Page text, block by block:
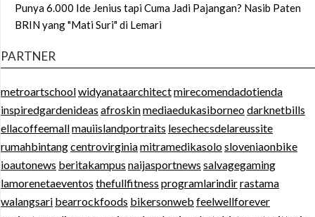
Punya 6.000 Ide Jenius tapi Cuma Jadi Pajangan? Nasib Paten
BRIN yang "Mati Suri" di Lemari
PARTNER
metroartschoolwidyanataarchitectmirecomendadotienda
inspiredgardenideas afroskinmediaedukasiborneodarknetbills
ellacoffeemallmauiislandportraits lesechecsdelareussite
rumahbintangcentrovirginiamitramedikasolosloveniaonbike
ioautonews beritakampus naijasportnews salvagegaming
lamorenetaeventos thefullfitness programlarindirrastama
walangsari bearrockfoods bikersonweb feelwellforever